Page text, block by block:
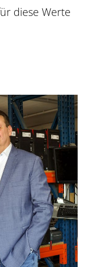
diese Werte